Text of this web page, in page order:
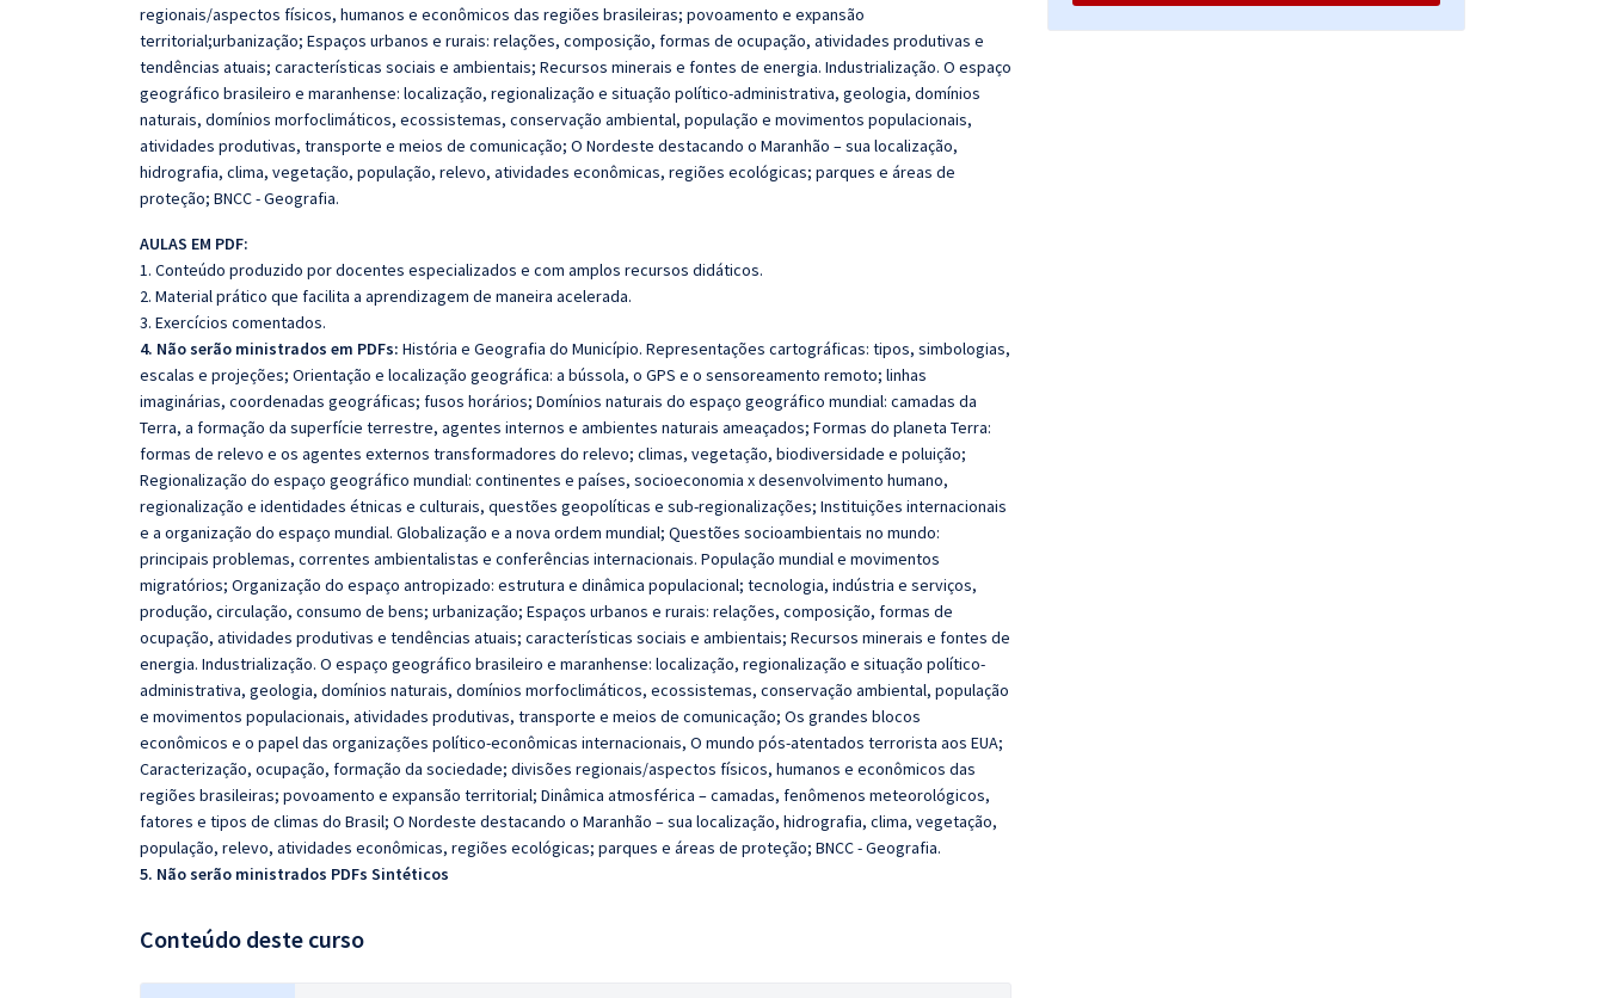
regionais/aspectos físicos, humanos e econômicos das regiões brasileiras; povoamento e expansão
territorial;urbanização; Espaços urbanos e rurais: relações, composição, formas de ocupação, atividades produtivas e
tendências atuais; características sociais e ambientais; Recursos minerais e fontes de energia. Industrialização. O espaço
geográfico brasileiro e maranhense: localização, regionalização e situação político-administrativa, geologia, domínios
naturais, domínios morfoclimáticos, ecossistemas, conservação ambiental, população e movimentos populacionais,
atividades produtivas, transporte e meios de comunicação; O Nordeste destacando o Maranhão – sua localização,
hidrografia, clima, vegetação, população, relevo, atividades econômicas, regiões ecológicas; parques e áreas de
proteção; BNCC - Geografia.
AULAS EM PDF:
1. Conteúdo produzido por docentes especializados e com amplos recursos didáticos.
2. Material prático que facilita a aprendizagem de maneira acelerada.
3. Exercícios comentados.
4. Não serão ministrados em PDFs: História e Geografia do Município. Representações cartográficas: tipos, simbologias,
escalas e projeções; Orientação e localização geográfica: a bússola, o GPS e o sensoreamento remoto; linhas
imaginárias, coordenadas geográficas; fusos horários; Domínios naturais do espaço geográfico mundial: camadas da
Terra, a formação da superfície terrestre, agentes internos e ambientes naturais ameaçados; Formas do planeta Terra:
formas de relevo e os agentes externos transformadores do relevo; climas, vegetação, biodiversidade e poluição;
Regionalização do espaço geográfico mundial: continentes e países, socioeconomia x desenvolvimento humano,
regionalização e identidades étnicas e culturais, questões geopolíticas e sub-regionalizações; Instituições internacionais
e a organização do espaço mundial. Globalização e a nova ordem mundial; Questões socioambientais no mundo:
principais problemas, correntes ambientalistas e conferências internacionais. População mundial e movimentos
migratórios; Organização do espaço antropizado: estrutura e dinâmica populacional; tecnologia, indústria e serviços,
produção, circulação, consumo de bens; urbanização; Espaços urbanos e rurais: relações, composição, formas de
ocupação, atividades produtivas e tendências atuais; características sociais e ambientais; Recursos minerais e fontes de
energia. Industrialização. O espaço geográfico brasileiro e maranhense: localização, regionalização e situação político-
administrativa, geologia, domínios naturais, domínios morfoclimáticos, ecossistemas, conservação ambiental, população
e movimentos populacionais, atividades produtivas, transporte e meios de comunicação; Os grandes blocos
econômicos e o papel das organizações político‐econômicas internacionais, O mundo pós‐atentados terrorista aos EUA;
Caracterização, ocupação, formação da sociedade; divisões regionais/aspectos físicos, humanos e econômicos das
regiões brasileiras; povoamento e expansão territorial; Dinâmica atmosférica – camadas, fenômenos meteorológicos,
fatores e tipos de climas do Brasil; O Nordeste destacando o Maranhão – sua localização, hidrografia, clima, vegetação,
população, relevo, atividades econômicas, regiões ecológicas; parques e áreas de proteção; BNCC - Geografia.
5. Não serão ministrados PDFs Sintéticos
Conteúdo deste curso